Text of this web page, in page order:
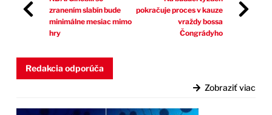
zranením slabín bude
minimálne mesiac mimo
hry
pokračuje proces v kauze
vraždy bossa
Čongrádyho
Redakcia odporúča
Zobraziť viac